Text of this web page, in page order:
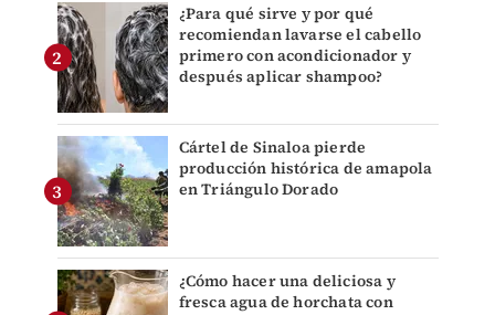
¿Para qué sirve y por qué
recomiendan lavarse el cabello
primero con acondicionador y
después aplicar shampoo?
Cártel de Sinaloa pierde
producción histórica de amapola
en Triángulo Dorado
¿Cómo hacer una deliciosa y
fresca agua de horchata con